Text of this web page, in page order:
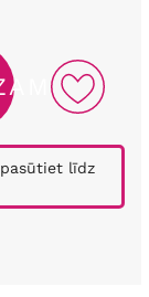
līdz